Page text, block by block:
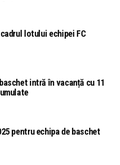
lotului echipei FC
intră în vacanță cu 11
pentru echipa de baschet